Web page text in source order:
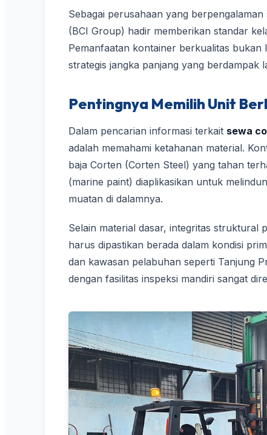
Sebagai perusahaan yang
(BCI Group) hadir memberikan standar
Pemanfaatan kontainer berkualitas bukan
strategis jangka panjang yang berdampak
Pentingnya Memilih Unit
Dalam pencarian informasi terkait sewa
adalah memahami ketahanan material.
baja Corten (Corten Steel) yang tahan
(marine paint) diaplikasikan untuk
muatan di dalamnya.
Selain material dasar, integritas
harus dipastikan berada dalam kondisi
dan kawasan pelabuhan seperti Tanjung
dengan fasilitas inspeksi mandiri sangat